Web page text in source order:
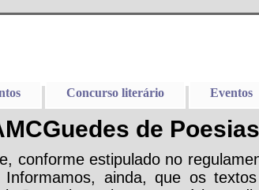
Concurso literário Eventos
de
conforme estipulado no
ainda, que os